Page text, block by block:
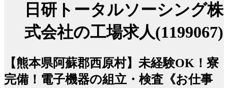
日研トータルソーシング株
式会社の工場求人(1199067)
【熊本県阿蘇郡西原村】未経験OK！寮
完備！電子機器の組立・検査《お仕事